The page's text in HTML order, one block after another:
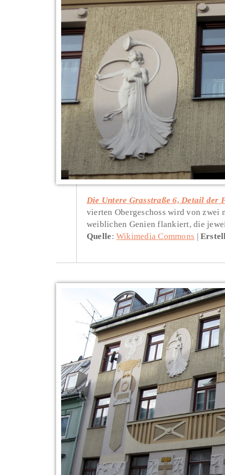
Die Untere Grasstraße 6, Detail der
vierten Obergeschoss wird von zwei
weiblichen Genien flankiert, die
Quelle: Wikimedia Commons